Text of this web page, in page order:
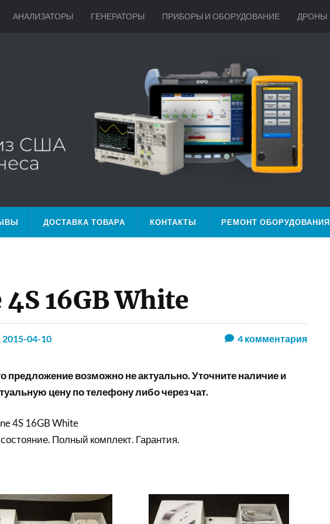
АНАЛИЗАТОРЫ ГЕНЕРАТОРЫ ПРИБОРЫ И ОБОРУДОВАНИЕ ДРОНЫ
ДОСТАВКА ТОВАРА КОНТАКТЫ РЕМОНТ ОБОРУДОВАНИЯ
16GB White
2015-04-10 4комментария
предложение возможно не актуально. Уточните наличие и
цену по телефону либо через чат.
4S 16GB White
Полный комплект. Гарантия.